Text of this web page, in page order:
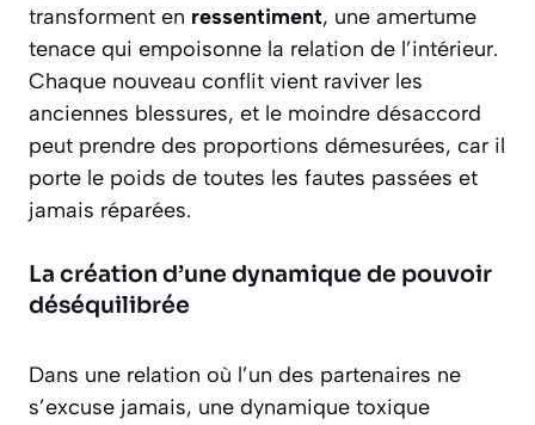
transforment en ressentiment, une amertume
tenace qui empoisonne la relation de l’intérieur.
Chaque nouveau conflit vient raviver les
anciennes blessures, et le moindre désaccord
peut prendre des proportions démesurées, car il
porte le poids de toutes les fautes passées et
jamais réparées.
La création d’une dynamique de pouvoir
déséquilibrée
Dans une relation où l’un des partenaires ne
s’excuse jamais, une dynamique toxique